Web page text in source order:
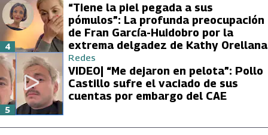
“Tiene la piel pegada a sus
pómulos”: La profunda preocupación
de Fran García-Huidobro por la
extrema delgadez de Kathy Orellana
4
Redes
VIDEO| “Me dejaron en pelota”: Pollo
Castillo sufre el vaciado de sus
cuentas por embargo del CAE
5